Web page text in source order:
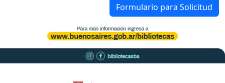
Formulario para Solicitud